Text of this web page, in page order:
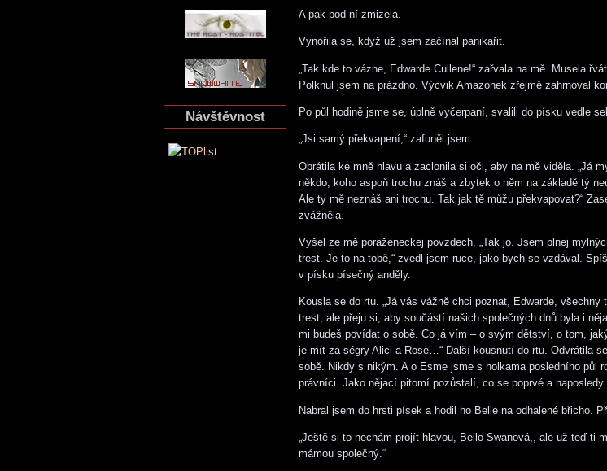
Návštěvnost
A pak pod ní zmizela.
Vynořila se, když už jsem začínal panikařit.
„Tak kde to vázne, Edwarde Cullene!“ zařvala na mě. Musela
Polknul jsem na prázdno. Výcvik Amazonek zřejmě zahrnoval
Po půl hodině jsme se, úplně vyčerpaní, svalili do písku vedle
„Jsi samý překvapení,“ zafuněl jsem.
Obrátila ke mně hlavu a zaclonila si oči, aby na mě viděla. „Já
někdo, koho aspoň trochu znáš a zbytek o něm na základě tý
Ale ty mě neznáš ani trochu. Tak jak tě můžu překvapovat?“
zvážněla.
Vyšel ze mě poraženeckej povzdech. „Tak jo. Jsem plnej
trest. Je to na tobě,“ zvedl jsem ruce, jako bych se vzdával.
v písku písečný anděly.
Kousla se do rtu. „Já vás vážně chci poznat, Edwarde,
trest, ale přeju si, aby součástí našich společných dnů byla i
mi budeš povídat o sobě. Co já vím – o svým dětství, o tom,
je mít za ségry Alici a Rose…“ Další kousnutí do rtu. Odvrátila
sobě. Nikdy s nikým. A o Esme jsme s holkama posledního půl
právníci. Jako nějací pitomí pozůstalí, co se poprvé a naposledy
Nabral jsem do hrsti písek a hodil ho Belle na odhalené břicho.
„Ještě si to nechám projít hlavou, Bello Swanová,, ale už teď ti
mámou společný.“